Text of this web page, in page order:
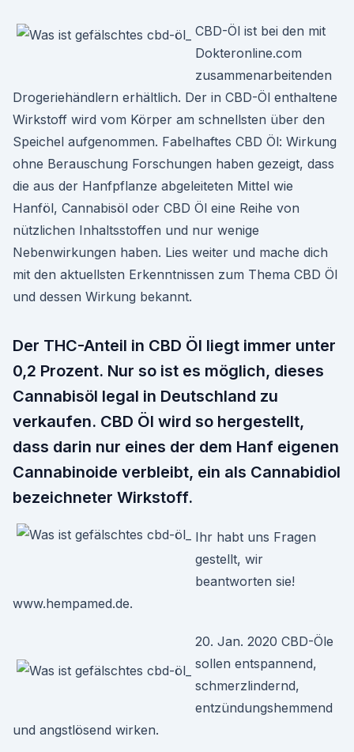
CBD-Öl ist bei den mit
Dokteronline.com
zusammenarbeitenden
Drogeriehändlern erhältlich. Der in CBD-Öl enthaltene
Wirkstoff wird vom Körper am schnellsten über den
Speichel aufgenommen. Fabelhaftes CBD Öl: Wirkung
ohne Berauschung Forschungen haben gezeigt, dass
die aus der Hanfpflanze abgeleiteten Mittel wie
Hanföl, Cannabisöl oder CBD Öl eine Reihe von
nützlichen Inhaltsstoffen und nur wenige
Nebenwirkungen haben. Lies weiter und mache dich
mit den aktuellsten Erkenntnissen zum Thema CBD Öl
und dessen Wirkung bekannt.
Der THC-Anteil in CBD Öl liegt immer unter
0,2 Prozent. Nur so ist es möglich, dieses
Cannabisöl legal in Deutschland zu
verkaufen. CBD Öl wird so hergestellt,
dass darin nur eines der dem Hanf eigenen
Cannabinoide verbleibt, ein als Cannabidiol
bezeichneter Wirkstoff.
Ihr habt uns Fragen
gestellt, wir
beantworten sie!
www.hempamed.de.
20. Jan. 2020 CBD-Öle
sollen entspannend,
schmerzlindernd,
entzündungshemmend
und angstlösend wirken.